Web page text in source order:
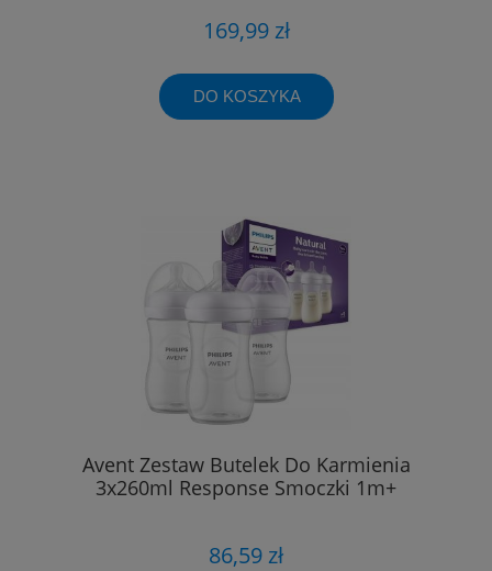
169,99 zł
DO KOSZYKA
Avent Zestaw Butelek Do Karmienia
3x260ml Response Smoczki 1m+
86,59 zł